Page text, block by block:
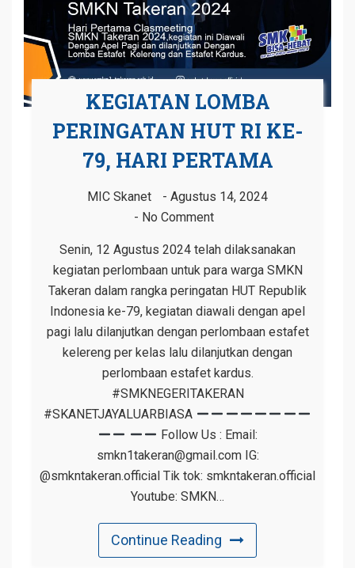
KEGIATAN LOMBA
PERINGATAN HUT RI KE-
79, HARI PERTAMA
MIC Skanet
Agustus 14, 2024
No Comment
Senin, 12 Agustus 2024 telah dilaksanakan
kegiatan perlombaan untuk para warga SMKN
Takeran dalam rangka peringatan HUT Republik
Indonesia ke-79, kegiatan diawali dengan apel
pagi lalu dilanjutkan dengan perlombaan estafet
kelereng per kelas lalu dilanjutkan dengan
perlombaan estafet kardus.
#SMKNEGERITAKERAN
#SKANETJAYALUARBIASA
Follow Us : Email:
smkn1takeran@gmail.com IG:
@smkntakeran.official Tik tok: smkntakeran.official
Youtube: SMKN…
Continue Reading